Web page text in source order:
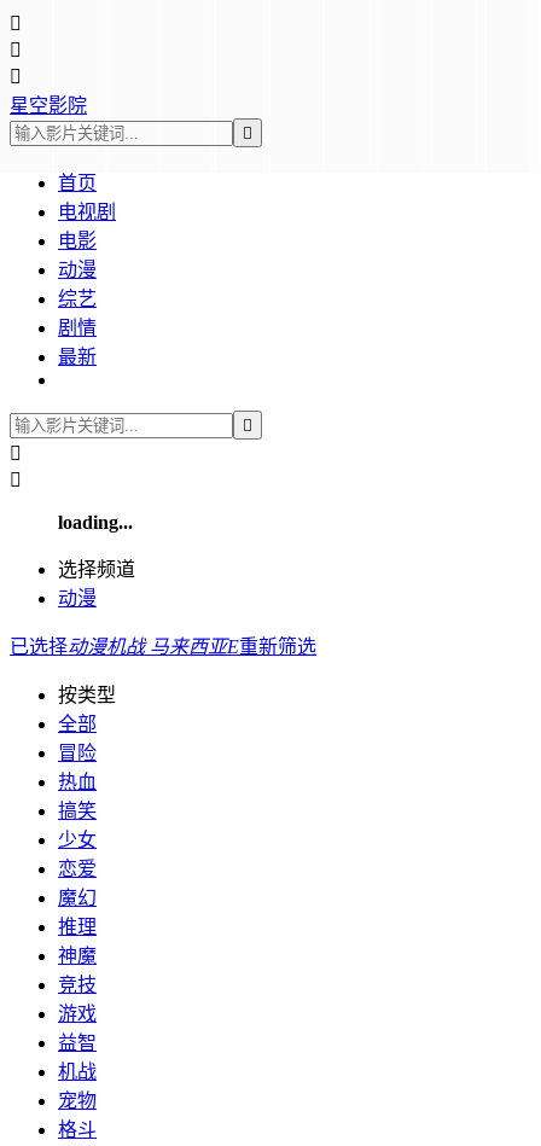



星空影院

首页
电视剧
电影
动漫
综艺
剧情
最新



loading...
选择频道
动漫
已选择动漫机战马来西亚E重新筛选
按类型
全部
冒险
热血
搞笑
少女
恋爱
魔幻
推理
神魔
竞技
游戏
益智
机战
宠物
格斗